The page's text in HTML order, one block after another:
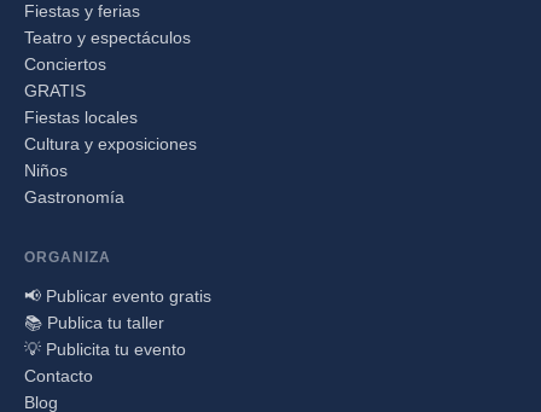
Fiestas y ferias
Teatro y espectáculos
Conciertos
GRATIS
Fiestas locales
Cultura y exposiciones
Niños
Gastronomía
ORGANIZA
📢 Publicar evento gratis
📚 Publica tu taller
💡 Publicita tu evento
Contacto
Blog